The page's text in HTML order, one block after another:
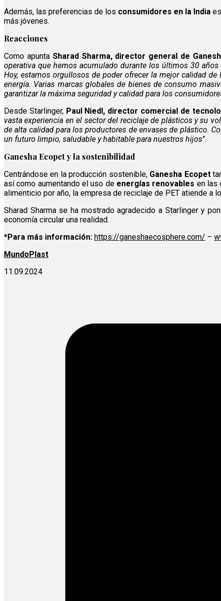
Además, las preferencias de los consumidores en la India
más jóvenes.
Reacciones
Como apunta Sharad Sharma, director general de
operativa que hemos acumulado durante los últimos 30
Hoy, estamos orgullosos de poder ofrecer la mejor calidad
energía. Varias marcas globales de bienes de consumo
garantizar la máxima seguridad y calidad para los
Desde Starlinger, Paul Niedl, director comercial de
vasta experiencia en el sector del reciclaje de plásticos y su
de alta calidad para los productores de envases de plástico.
un futuro limpio, saludable y habitable para nuestros hijos”.
Ganesha Ecopet y la sostenibilidad
Centrándose en la producción sostenible, Ganesha Ecopet
así como aumentando el uso de energías renovables en las
alimenticio por año, la empresa de reciclaje de PET atiende a
Sharad Sharma se ha mostrado agradecido a Starlinger y
economía circular una realidad.
*Para más información: https://ganeshaecosphere.com/ –
MundoPlast
11.09.2024